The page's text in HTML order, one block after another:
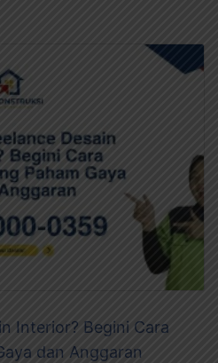
Interior? Begini Cara
dan Anggaran